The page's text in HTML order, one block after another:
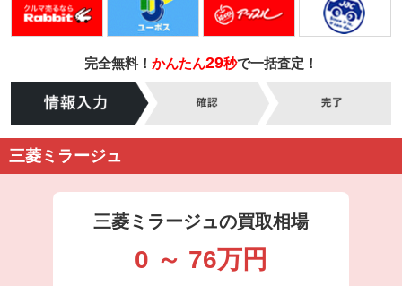
完全無料！ かんたん29秒で一括査定！
三菱ミラージュ
三菱ミラージュの買取相場
0 ～ 76万円